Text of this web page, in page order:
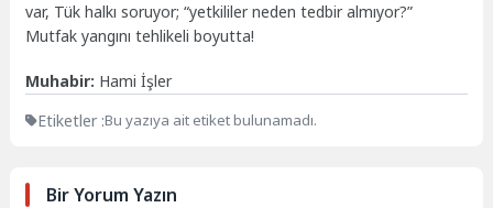
var, Tük halkı soruyor; “yetkililer neden tedbir almıyor?”
Mutfak yangını tehlikeli boyutta!
Muhabir: Hami İşler
Etiketler :Bu yazıya ait etiket bulunamadı.
Bir Yorum Yazın